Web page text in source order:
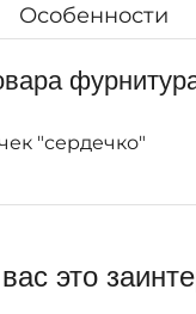
Особенности
"сердечко"
это